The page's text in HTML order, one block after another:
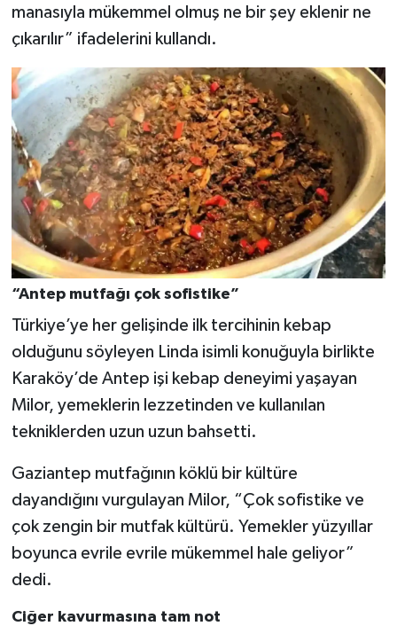
manasıyla mükemmel olmuş ne bir şey eklenir ne
çıkarılır” ifadelerini kullandı.
“Antep mutfağı çok sofistike”
Türkiye’ye her gelişinde ilk tercihinin kebap
olduğunu söyleyen Linda isimli konuğuyla birlikte
Karaköy’de Antep işi kebap deneyimi yaşayan
Milor, yemeklerin lezzetinden ve kullanılan
tekniklerden uzun uzun bahsetti.
Gaziantep mutfağının köklü bir kültüre
dayandığını vurgulayan Milor, “Çok sofistike ve
çok zengin bir mutfak kültürü. Yemekler yüzyıllar
boyunca evrile evrile mükemmel hale geliyor”
dedi.
Ciğer kavurmasına tam not
Teknoloji
Video Haber
Yaşam
Yeme-İçme
Yemek